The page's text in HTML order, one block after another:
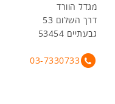
מגדל הוורד
דרך השלום 53
גבעתיים 53454
03-7330733